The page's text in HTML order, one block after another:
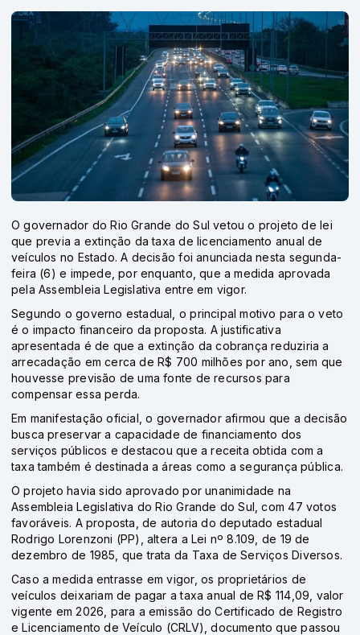
O governador do Rio Grande do Sul vetou o projeto de lei
que previa a extinção da taxa de licenciamento anual de
veículos no Estado. A decisão foi anunciada nesta segunda-
feira (6) e impede, por enquanto, que a medida aprovada
pela Assembleia Legislativa entre em vigor.
Segundo o governo estadual, o principal motivo para o veto
é o impacto financeiro da proposta. A justificativa
apresentada é de que a extinção da cobrança reduziria a
arrecadação em cerca de R$ 700 milhões por ano, sem que
houvesse previsão de uma fonte de recursos para
compensar essa perda.
Em manifestação oficial, o governador afirmou que a decisão
busca preservar a capacidade de financiamento dos
serviços públicos e destacou que a receita obtida com a
taxa também é destinada a áreas como a segurança pública.
O projeto havia sido aprovado por unanimidade na
Assembleia Legislativa do Rio Grande do Sul, com 47 votos
favoráveis. A proposta, de autoria do deputado estadual
Rodrigo Lorenzoni (PP), altera a Lei nº 8.109, de 19 de
dezembro de 1985, que trata da Taxa de Serviços Diversos.
Caso a medida entrasse em vigor, os proprietários de
veículos deixariam de pagar a taxa anual de R$ 114,09, valor
vigente em 2026, para a emissão do Certificado de Registro
e Licenciamento de Veículo (CRLV), documento que passou